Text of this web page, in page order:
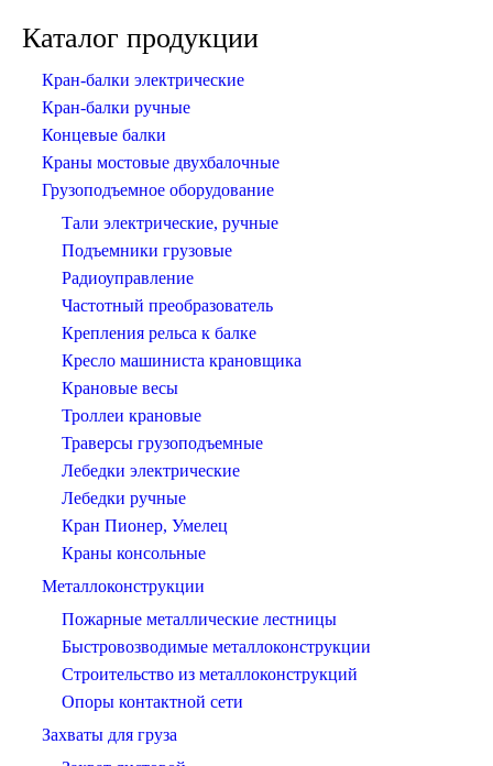
Каталог продукции
Кран-балки электрические
Кран-балки ручные
Концевые балки
Краны мостовые двухбалочные
Грузоподъемное оборудование
Тали электрические, ручные
Подъемники грузовые
Радиоуправление
Частотный преобразователь
Крепления рельса к балке
Кресло машиниста крановщика
Крановые весы
Троллеи крановые
Траверсы грузоподъемные
Лебедки электрические
Лебедки ручные
Кран Пионер, Умелец
Краны консольные
Металлоконструкции
Пожарные металлические лестницы
Быстровозводимые металлоконструкции
Строительство из металлоконструкций
Опоры контактной сети
Захваты для груза